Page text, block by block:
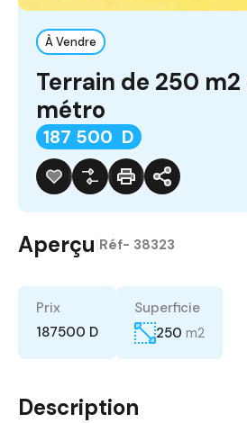
À Vendre
Terrain de 250
métro
187 500 D
Aperçu Réf- 38323
Prix
187500 D
Superficie
250 m2
Description